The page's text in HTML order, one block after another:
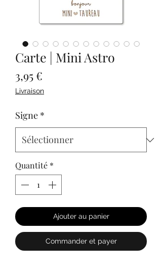
Carte | Mini Astro
3,95 €
Livraison
Signe *
Quantité *
Ajouter au panier
Commander et payer